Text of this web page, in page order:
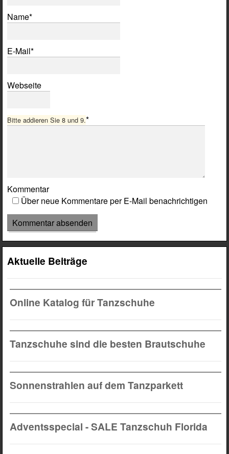
Pflichtfeld
Name*
Pflichtfeld
E-Mail*
Webseite
Bitte addieren Sie 8 und 9.*
Kommentar
Über neue Kommentare per E-Mail benachrichtigen
Aktuelle Beiträge
Online Katalog für Tanzschuhe
Tanzschuhe sind die besten Brautschuhe
Sonnenstrahlen auf dem Tanzparkett
Adventsspecial - SALE Tanzschuh Florida